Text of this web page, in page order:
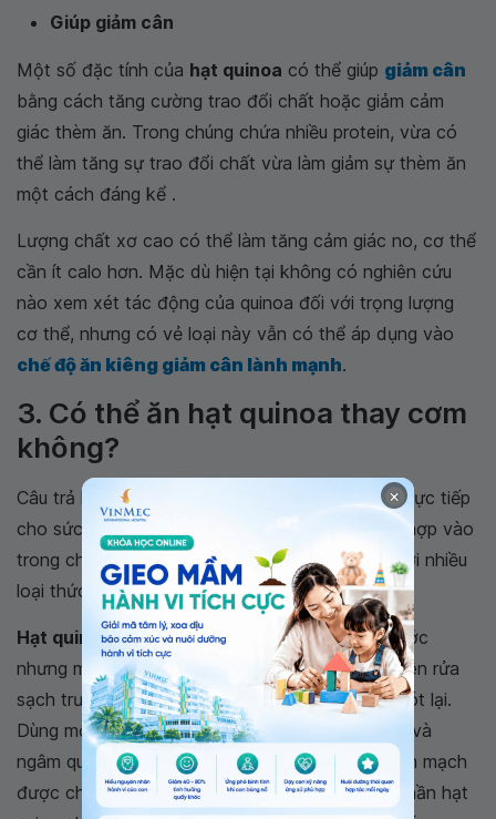
Giúp giảm cân
Một số đặc tính của hạt quinoa có thể giúp giảm cân
bằng cách tăng cường trao đổi chất hoặc giảm cảm
giác thèm ăn. Trong chúng chứa nhiều protein, vừa có
thể làm tăng sự trao đổi chất vừa làm giảm sự thèm ăn
một cách đáng kể .
Lượng chất xơ cao có thể làm tăng cảm giác no, cơ thể
cần ít calo hơn. Mặc dù hiện tại không có nghiên cứu
nào xem xét tác động của quinoa đối với trọng lượng
cơ thể, nhưng có vẻ loại này vẫn có thể áp dụng vào
chế độ ăn kiêng giảm cân lành mạnh.
3. Có thể ăn hạt quinoa thay cơm
không?
Câu trả lời là có. Mặc dù không mang lại lợi ích trực tiếp
cho sức khỏe, nhưng thực tế quinoa rất dễ kết hợp vào
trong chế độ ăn uống bởi dễ ăn, ngon và hợp với nhiều
loại thức ăn.
Hạt quinoađóng gói thường được rửa sạch trước
nhưng một số thương hiệu có thể khuyên bạn nên rửa
sạch trước khi nấu để loại bỏ hết saponin còn sót lại.
Dùng một cái rây lưới mịn để lọc những hạt nhỏ và
ngâm quinoa dưới vòi nước mát vài lần. Hạt diêm mạch
được chế biến tương tự như gạo, sử dụng hai phần hạt
×